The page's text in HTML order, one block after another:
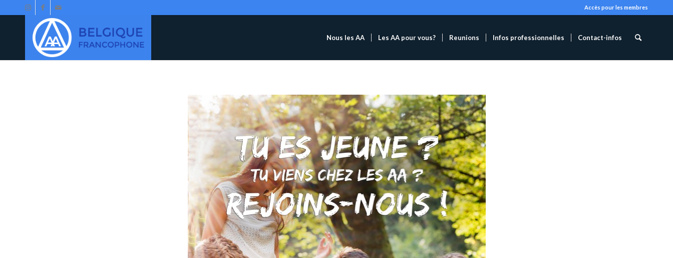
Accès pour les membres
Nous les AA Les AA pour vous? Reunions Infos professionnelles Contact-infos